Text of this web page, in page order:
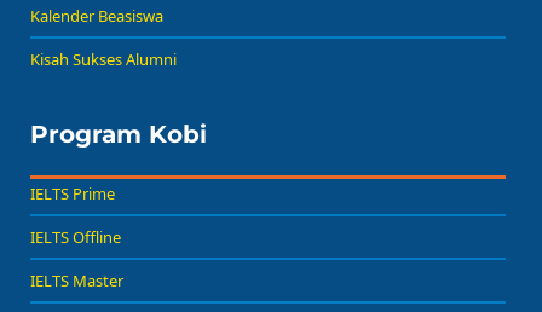
Kalender Beasiswa
Kisah Sukses Alumni
Program Kobi
IELTS Prime
IELTS Offline
IELTS Master